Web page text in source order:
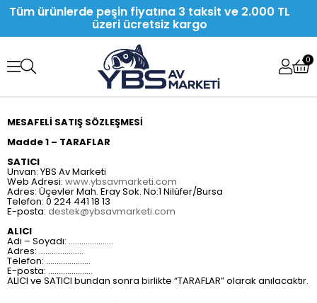
Tüm ürünlerde peşin fiyatına 3 taksit ve 2.000 TL
üzeri ücretsiz kargo
0
MESAFELİ SATIŞ SÖZLEŞMESİ
Madde 1 – TARAFLAR
SATICI
Unvan: YBS Av Marketi
Web Adresi: www.ybsavmarketi.com
Adres: Üçevler Mah. Eray Sok. No:1 Nilüfer/Bursa
Telefon: 0 224 441 18 13
E-posta: destek@ybsavmarketi.com
ALICI
Adı – Soyadı: …………………
Adres: …………………
Telefon: …………………
E-posta: …………………
ALICI ve SATICI bundan sonra birlikte “TARAFLAR” olarak anılacaktır.